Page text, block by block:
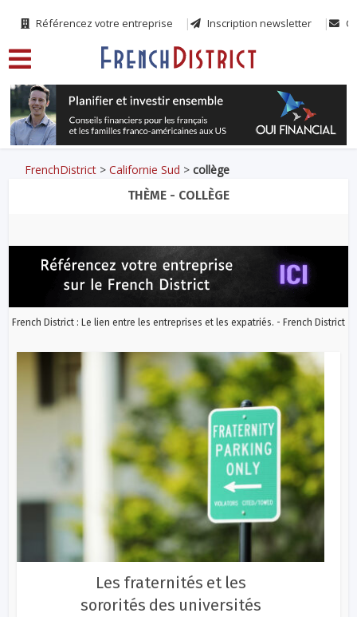
Référencez votre entreprise Inscription newsletter
FrenchDistrict >Californie Sud >collège
THÈME - COLLÈGE
French District : Le lien entre les entreprises et les expatriés. - French District
Les fraternités et les
sororités des universités